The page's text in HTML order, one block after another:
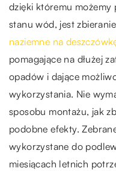
dzięki któremu możemy
stanu wód, jest
naziemne na
pomagające na dłużej
opadów i dające
wykorzystania. Nie
sposobu montażu, jak
podobne efekty.
wykorzystane do
miesiącach letnich